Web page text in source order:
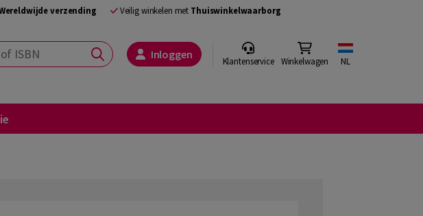
verzending Veilig winkelen met Thuiswinkelwaarborg
Inloggen Klantenservice Winkelwagen NL